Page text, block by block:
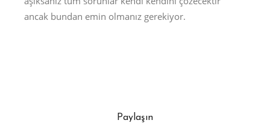
ancak bundan emin olmanız gerekiyor.
Paylaşın